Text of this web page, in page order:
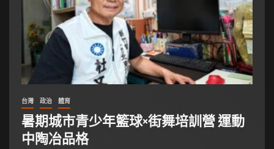
台灣 政治 體育
暑期城市青少年籃球×街舞培訓營 運動
中陶冶品格